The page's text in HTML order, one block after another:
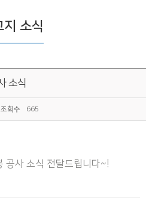
지 소식
소식
조회수 665
공사 소식 전달드립니다~!